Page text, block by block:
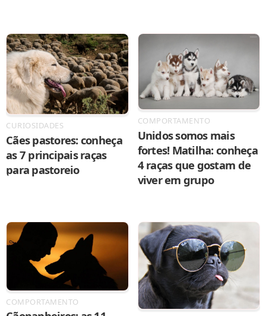
CURIOSIDADES
Cães pastores: conheça
as 7 principais raças
para pastoreio
COMPORTAMENTO
Unidos somos mais
fortes! Matilha: conheça
4 raças que gostam de
viver em grupo
COMPORTAMENTO